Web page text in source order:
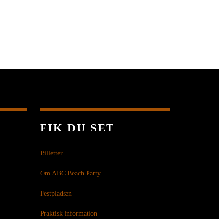
FIK DU SET
Billetter
Om ABC Beach Party
Festpladsen
Praktisk information